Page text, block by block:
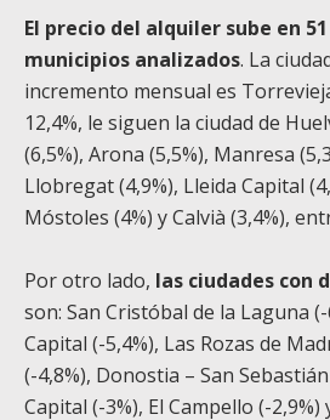
El precio del alquiler sube en
municipios analizados. La
incremento mensual es
12,4%, le siguen la ciudad de
(6,5%), Arona (5,5%), Manresa
Llobregat (4,9%), Lleida Capital
Móstoles (4%) y Calvià (3,4%),
Por otro lado, las ciudades con
son: San Cristóbal de la Laguna
Capital (-5,4%), Las Rozas de
(-4,8%), Donostia – San
Capital (-3%), El Campello (-2,9%)